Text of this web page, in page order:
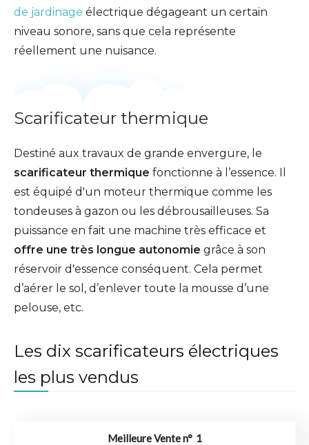
de jardinage électrique dégageant un certain
niveau sonore, sans que cela représente
réellement une nuisance.
Scarificateur thermique
Destiné aux travaux de grande envergure, le
scarificateur thermique fonctionne à l’essence. Il
est équipé d'un moteur thermique comme les
tondeuses à gazon ou les débrousailleuses. Sa
puissance en fait une machine très efficace et
offre une très longue autonomie grâce à son
réservoir d'essence conséquent. Cela permet
d’aérer le sol, d’enlever toute la mousse d’une
pelouse, etc.
Les dix scarificateurs électriques
les plus vendus
1